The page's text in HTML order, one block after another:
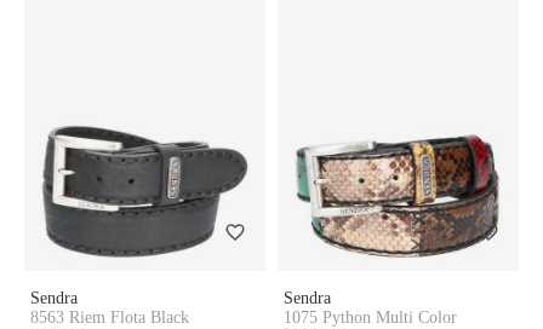
Sendra
8563 Riem Flota Black
Sendra
1075 Python Multi Color